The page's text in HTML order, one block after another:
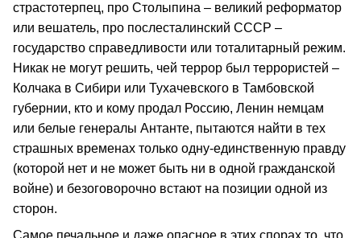
страстотерпец, про Столыпина – великий реформатор
или вешатель, про послесталинский СССР –
государство справедливости или тоталитарный режим.
Никак не могут решить, чей террор был террористей –
Колчака в Сибири или Тухачевского в Тамбовской
губернии, кто и кому продал Россию, Ленин немцам
или белые генералы Антанте, пытаются найти в тех
страшных временах только одну-единственную правду
(которой нет и не может быть ни в одной гражданской
войне) и безоговорочно встают на позиции одной из
сторон.
Самое печальное и даже опасное в этих спорах то, что